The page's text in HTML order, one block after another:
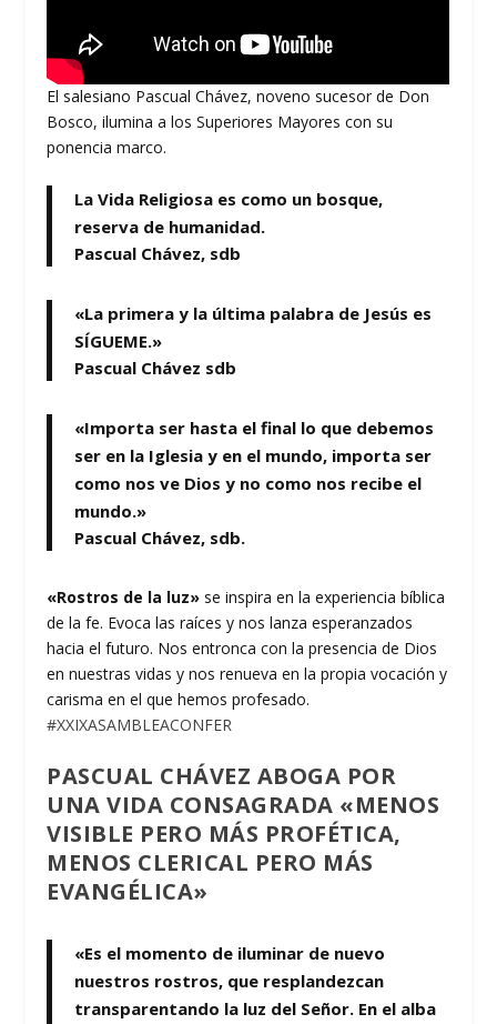
El salesiano Pascual Chávez, noveno sucesor de Don
Bosco, ilumina a los Superiores Mayores con su
ponencia marco.
La Vida Religiosa es como un bosque,
reserva de humanidad.
Pascual Chávez, sdb
«La primera y la última palabra de Jesús es
SÍGUEME.»
Pascual Chávez sdb
«Importa ser hasta el final lo que debemos
ser en la Iglesia y en el mundo, importa ser
como nos ve Dios y no como nos recibe el
mundo.»
Pascual Chávez, sdb.
«Rostros de la luz» se inspira en la experiencia bíblica
de la fe. Evoca las raíces y nos lanza esperanzados
hacia el futuro. Nos entronca con la presencia de Dios
en nuestras vidas y nos renueva en la propia vocación y
carisma en el que hemos profesado.
#XXIXASAMBLEACONFER
PASCUAL CHÁVEZ ABOGA POR
UNA VIDA CONSAGRADA «MENOS
VISIBLE PERO MÁS PROFÉTICA,
MENOS CLERICAL PERO MÁS
EVANGÉLICA»
«Es el momento de iluminar de nuevo
nuestros rostros, que resplandezcan
transparentando la luz del Señor. En el alba